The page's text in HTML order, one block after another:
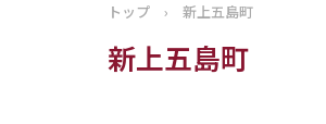
トップページ
お知らせ
トップ › 新上五島町
新上五島町